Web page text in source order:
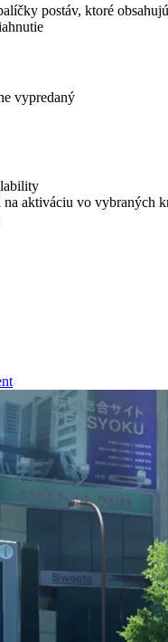
postáv, ktoré
vypredaný
aktiváciu vo vybraných